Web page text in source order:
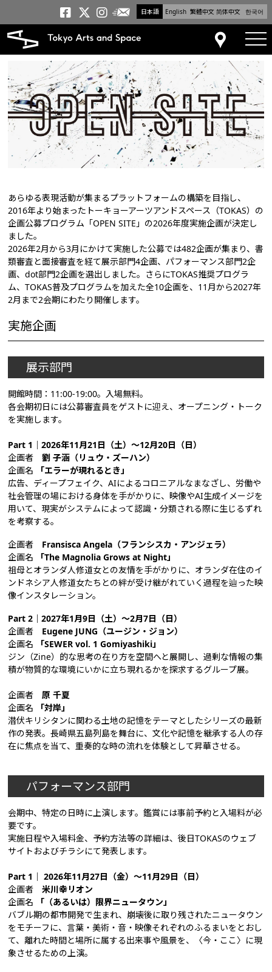
日本語 English 繁體中文 简体中文 한국어
トーキョーアーツアンド
トーキョーアーツアンド
トーキョーアーツア
メールニュース
アクセス
あらゆる表現活動が集まるプラットフォームの構築を目指し、
2016年より始まったトーキョーアーツアンドスペース（TOKAS）の
企画公募プログラム「OPEN SITE」の2026年度実施企画が決定し
ました。
2026年2月から3月にかけて実施した公募では482企画が集まり、書
類審査と面接審査を経て展示部門4企画、パフォーマンス部門2企
画、dot部門2企画を選出しました。さらにTOKAS推奨プログラ
ム、TOKAS普及プログラムを加えた全10企画を、11月から2027年
2月まで2会期にわたり開催します。
実施企画
展示部門
開館時間：11:00-19:00。入場無料。
各会期初日には公募審査員をゲストに迎え、オープニング・トーク
を実施します。
Part 1｜2026年11月21日（土）～12月20日（日）
企画者劉 子涵（リュウ・ズーハン）
企画名
「エラーが現れるとき」
広告、ディープフェイク、AIによるコロニアルなまなざし、労働や
社会管理の場における身体を手がかりに、映像やAI生成イメージを
用いて、現実がシステムによって認識・分類される際に生じるずれ
を考察する。
企画者 Fransisca Angela（フランシスカ・アンジェラ）
企画名
「The Magnolia Grows at Night」
祖母とオランダ人修道女との友情を手がかりに、オランダ在住のイ
ンドネシア人修道女たちとの絆が受け継がれていく過程を辿った映
像インスタレーション。
Part 2｜2027年1月9日（土）～2月7日（日）
企画者 Eugene JUNG（ユージン・ジョン）
企画名
「SEWER vol. 1 Gomiyashiki」
ジン（Zine）的な思考の在り方を空間へと展開し、過剰な情報の集
積が物質的な環境にいかに立ち現れるかを探求するグループ展。
企画者原 千夏
企画名
「対岸」
潜伏キリシタンに関わる土地の記憶をテーマとしたシリーズの最新
作の発表。長崎県五島列島を舞台に、文化や記憶を継承する人の存
在に焦点を当て、重奏的な時の流れを体験として昇華させる。
パフォーマンス部門
会期中、特定の日時に上演します。鑑賞には事前予約と入場料が必
要です。
実施日程や入場料金、予約方法等の詳細は、後日TOKASのウェブ
サイトおよびチラシにて発表します。
Part 1｜ 2026年11月27日（金）～11月29日（日）
企画者米川幸リオン
企画名
「（あるいは）限界ニュータウン」
バブル期の都市開発で生まれ、崩壊後に取り残されたニュータウン
をモチーフに、言葉・美術・音・映像それぞれのふるまいをとおし
て、離れた時間と場所に属する出来事や風景を、〈今・ここ〉に現
象させるための上演。